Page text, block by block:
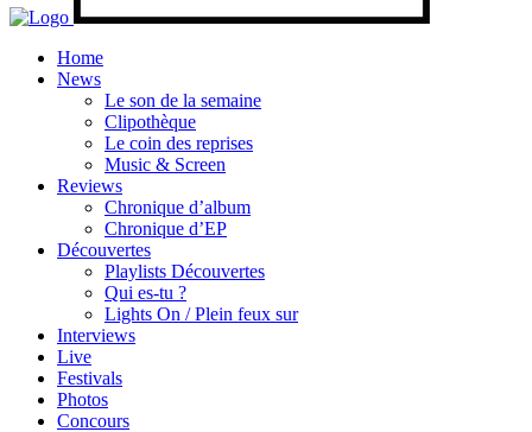
Home
News
Le son de la semaine
Clipothèque
Le coin des reprises
Music & Screen
Reviews
Chronique d’album
Chronique d’EP
Découvertes
Playlists Découvertes
Qui es-tu ?
Lights On / Plein feux sur
Interviews
Live
Festivals
Photos
Concours